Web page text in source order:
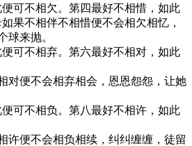
可不相欠。第四最好不相惜，如此
果不相伴不相惜便不会相欠相忆，
球来抛。
可不相弃。第六最好不相对，如此
对便不会相弃相会，恩恩怨怨，让她
可不相负。第八最好不相许，如此
许便不会相负相续，纠纠缠缠，徒留